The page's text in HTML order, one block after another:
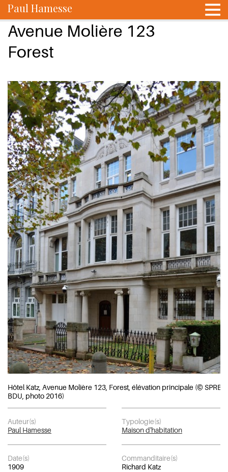
Paul Hamesse
Avenue Molière 123
Forest
Hôtel Katz, Avenue Molière 123, Forest, élévation principale (© SPRB-
BDU, photo 2016)
Auteur(s)
Paul Hamesse
Typologie(s)
Maison d'habitation
Date(s)
1909
Commanditaire(s)
Richard Katz